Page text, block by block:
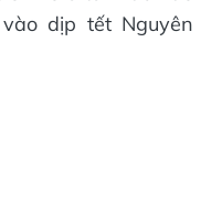
dịp tết Nguyên